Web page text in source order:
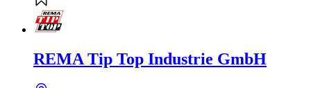
REMA Tip Top Industrie GmbH